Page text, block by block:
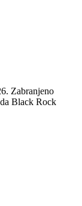
Zabranjeno
Black Rock